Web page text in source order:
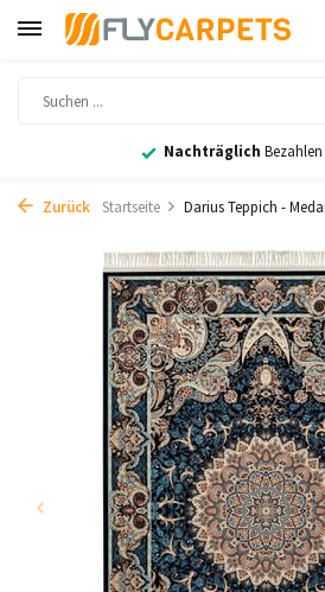
Nachträglich
Zurück Startseite Darius Teppich -